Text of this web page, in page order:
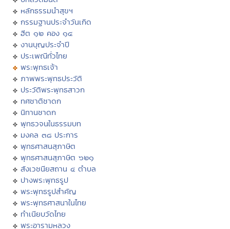
หลักธรรมนำสุขฯ
กรรมฐานประจำวันเกิด
ฮีต ๑๒ คอง ๑๔
งานบุญประจำปี
ประเพณีทั่วไทย
พระพุทธเจ้า
ภาพพระพุทธประวัติ
ประวัติพระพุทธสาวก
ทศชาติชาดก
นิทานชาดก
พุทธวจนในธรรมบท
มงคล ๓๘ ประการ
พุทธศาสนสุภาษิต
พุทธศาสนสุภาษิต ๖๒๑
สังเวชนียสถาน ๔ ตำบล
ปางพระพุทธรูป
พระพุทธรูปสำคัญ
พระพุทธศาสนาในไทย
ทำเนียบวัดไทย
พระอารามหลวง